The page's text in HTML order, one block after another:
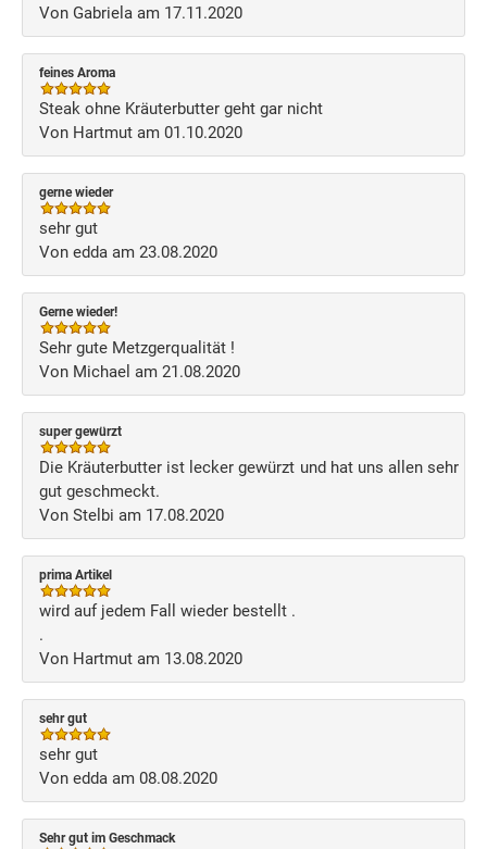
Von Gabriela am 17.11.2020
feines Aroma
Steak ohne Kräuterbutter geht gar nicht
Von Hartmut am 01.10.2020
gerne wieder
sehr gut
Von edda am 23.08.2020
Gerne wieder!
Sehr gute Metzgerqualität !
Von Michael am 21.08.2020
super gewürzt
Die Kräuterbutter ist lecker gewürzt und hat uns allen sehr
gut geschmeckt.
Von Stelbi am 17.08.2020
prima Artikel
wird auf jedem Fall wieder bestellt .
.
Von Hartmut am 13.08.2020
sehr gut
sehr gut
Von edda am 08.08.2020
Sehr gut im Geschmack